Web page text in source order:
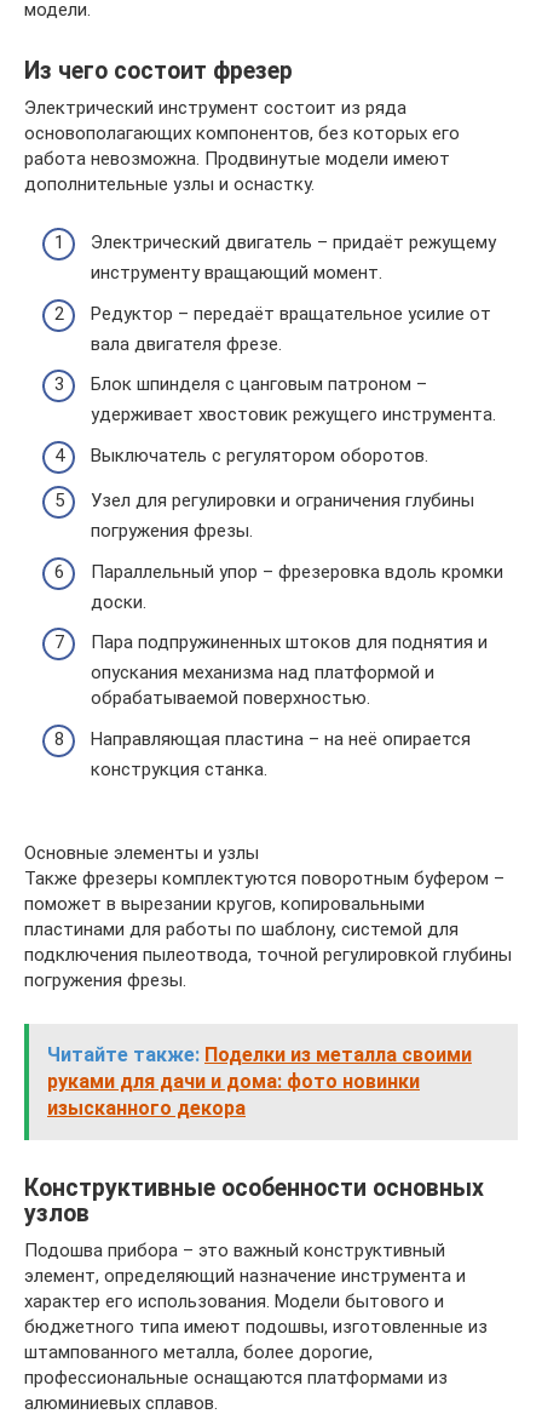
модели.
Из чего состоит фрезер
Электрический инструмент состоит из ряда
основополагающих компонентов, без которых его
работа невозможна. Продвинутые модели имеют
дополнительные узлы и оснастку.
Электрический двигатель – придаёт режущему
инструменту вращающий момент.
Редуктор – передаёт вращательное усилие от
вала двигателя фрезе.
Блок шпинделя с цанговым патроном –
удерживает хвостовик режущего инструмента.
Выключатель с регулятором оборотов.
Узел для регулировки и ограничения глубины
погружения фрезы.
Параллельный упор – фрезеровка вдоль кромки
доски.
Пара подпружиненных штоков для поднятия и
опускания механизма над платформой и
обрабатываемой поверхностью.
Направляющая пластина – на неё опирается
конструкция станка.
Основные элементы и узлы
Также фрезеры комплектуются поворотным буфером –
поможет в вырезании кругов, копировальными
пластинами для работы по шаблону, системой для
подключения пылеотвода, точной регулировкой глубины
погружения фрезы.
Читайте также: Поделки из металла своими
руками для дачи и дома: фото новинки
изысканного декора
Конструктивные особенности основных
узлов
Подошва прибора – это важный конструктивный
элемент, определяющий назначение инструмента и
характер его использования. Модели бытового и
бюджетного типа имеют подошвы, изготовленные из
штампованного металла, более дорогие,
профессиональные оснащаются платформами из
алюминиевых сплавов.